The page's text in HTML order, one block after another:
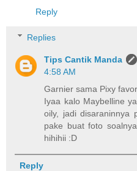
Reply
Replies
Tips Cantik Manda
4:58 AM
Garnier sama Pixy
Iyaa kalo Maybelline
oily, jadi disaraninnya
pake buat foto
hihihii :D
Reply